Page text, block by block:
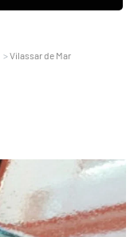
Vilassar de Mar